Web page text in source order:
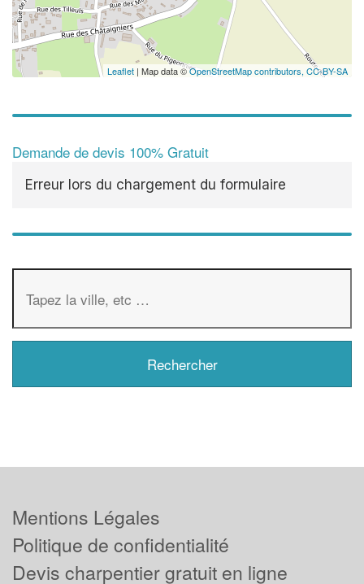
Leaflet | Map data ©OpenStreetMap contributors, CC-BY-SA
Demande de devis 100% Gratuit
Erreur lors du chargement du formulaire
nouveaux
Mentions Légales
Politique de confidentialité
Devis charpentier gratuit en ligne